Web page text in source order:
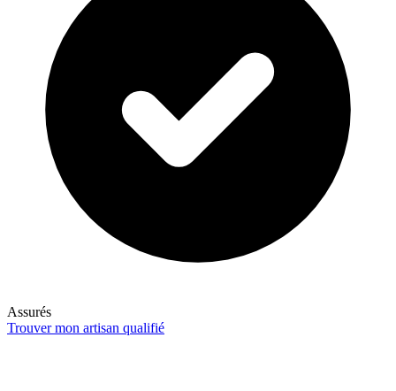
Assurés
Trouver mon artisan qualifié